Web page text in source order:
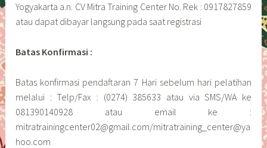
Yogyakarta a.n. CV Mitra Training Center No. Rek : 0917827859
atau dapat dibayar langsung pada saat registrasi
Batas Konfirmasi :
Batas konfirmasi pendaftaran 7 Hari sebelum hari pelatihan
melalui : Telp/Fax : (0274) 385633 atau via SMS/WA ke
081390140928 atau email ke :
mitratrainingcenter02@gmail.com/mitratraining_center@ya
hoo.com